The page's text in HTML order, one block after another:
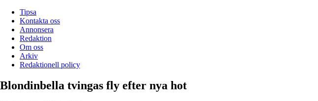
Tipsa
Kontakta oss
Annonsera
Redaktion
Om oss
Arkiv
Redaktionell policy
Blondinbella tvingas fly efter nya hot